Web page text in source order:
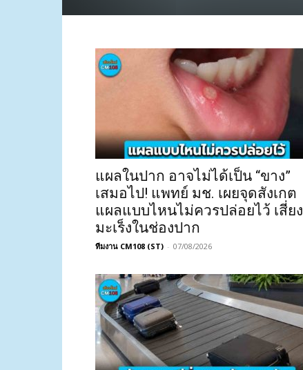
แผลในปาก อาจไม่ได้เป็น “ขาง”
เสมอไป! แพทย์ มช. เผยจุดสังเกต
แผลแบบไหนไม่ควรปล่อยไว้ เสี่ยง
มะเร็งในช่องปาก
ทีมงาน CM108 (ST) - 07/08/2026